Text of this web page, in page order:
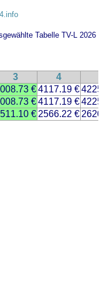
Tabelle TV-L 2026
3 4
€4117.19 €
€4117.19 €
€ 2566.22 €